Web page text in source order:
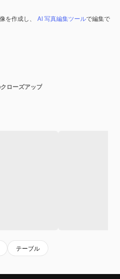
を作成し、 AI 写真編集ツールで編集で
ローズアップ
テーブル